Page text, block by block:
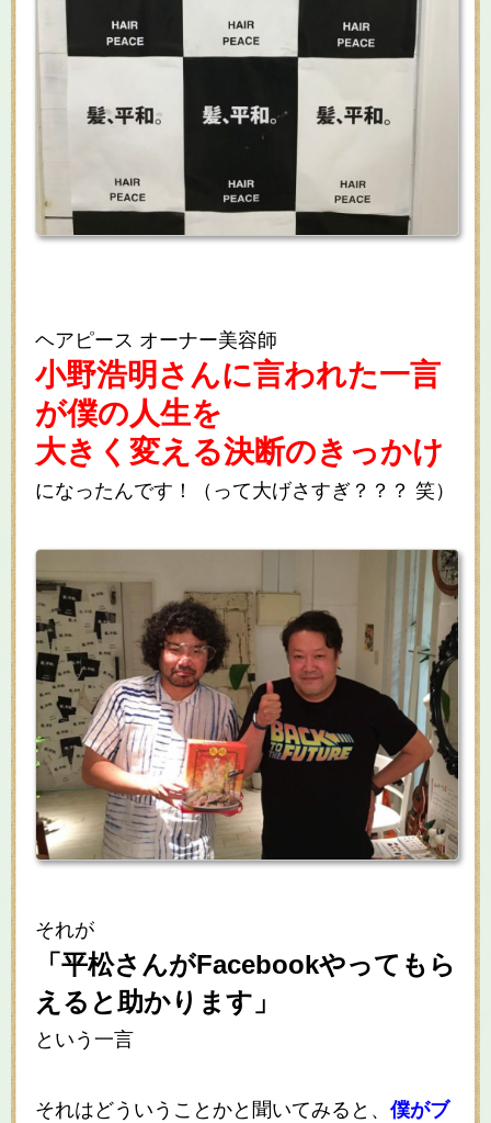
ヘアピース オーナー美容師
小野浩明さんに言われた一言
が僕の人生を
大きく変える決断のきっかけ
になったんです！（って大げさすぎ？？？ 笑）
それが
「平松さんがFacebookやってもら
えると助かります」
という一言
それはどういうことかと聞いてみると、僕がブ